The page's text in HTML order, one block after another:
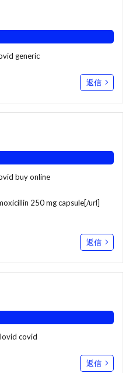
generic
返信
buy online
250 mg capsule[/url]
返信
covid
返信